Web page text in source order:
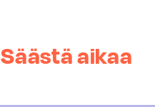
Säästä aikaa